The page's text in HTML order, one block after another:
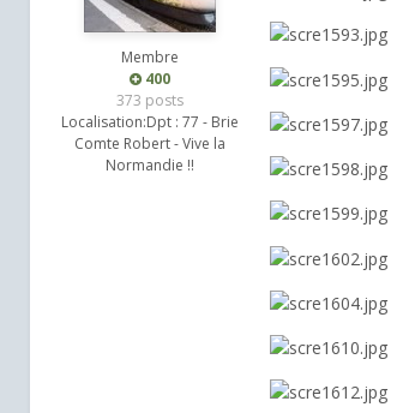
Membre
400
373 posts
Localisation:Dpt : 77 - Brie
Comte Robert - Vive la
Normandie !!